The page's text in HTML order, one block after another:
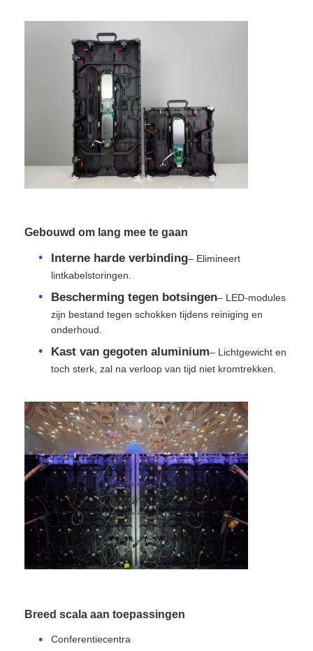
Offerte Aanvragen
LED-videomuurweergave
LED -schermscherm
Overleg het LEIDENE Scherm
COB LED VIDEO WALL
Transparant LED -display
SMD LED Scherm
Buiten geleid reclamebord
Gebouwd om lang mee te gaan
Interne harde verbinding– Elimineert
lintkabelstoringen.
Bescherming tegen botsingen– LED-modules
zijn bestand tegen schokken tijdens reiniging en
onderhoud.
Kast van gegoten aluminium– Lichtgewicht en
toch sterk, zal na verloop van tijd niet kromtrekken.
Breed scala aan toepassingen
Conferentiecentra